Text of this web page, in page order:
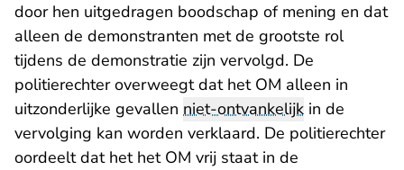
door hen uitgedragen boodschap of mening en dat
alleen de demonstranten met de grootste rol
tijdens de demonstratie zijn vervolgd. De
politierechter overweegt dat het OM alleen in
uitzonderlijke gevallen niet-ontvankelijk in de
vervolging kan worden verklaard. De politierechter
oordeelt dat het het OM vrij staat in de